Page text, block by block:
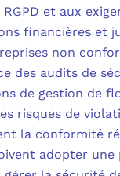
et aux
financières et
non
des audits de
de gestion de
risques de
la conformité
adopter une